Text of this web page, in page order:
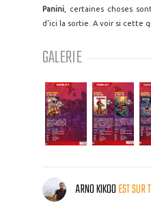
Panini , certaines choses
d'ici la sortie. A voir si cette
GALERIE
ARNO KIKOOEST SUR